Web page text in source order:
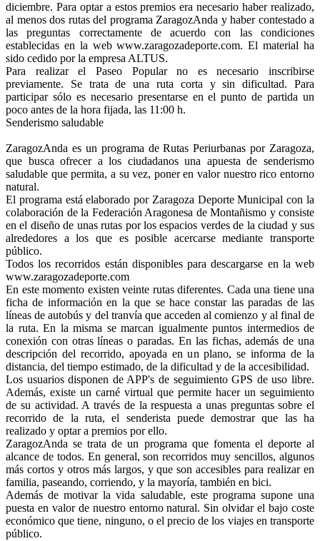
diciembre. Para optar a estos premios era necesario haber realizado,
al menos dos rutas del programa ZaragozAnda y haber contestado a
las preguntas correctamente de acuerdo con las condiciones
establecidas en la web www.zaragozadeporte.com. El material ha
sido cedido por la empresa ALTUS.
Para realizar el Paseo Popular no es necesario inscribirse
previamente. Se trata de una ruta corta y sin dificultad. Para
participar sólo es necesario presentarse en el punto de partida un
poco antes de la hora fijada, las 11:00 h.
Senderismo saludable
ZaragozAnda es un programa de Rutas Periurbanas por Zaragoza,
que busca ofrecer a los ciudadanos una apuesta de senderismo
saludable que permita, a su vez, poner en valor nuestro rico entorno
natural.
El programa está elaborado por Zaragoza Deporte Municipal con la
colaboración de la Federación Aragonesa de Montañismo y consiste
en el diseño de unas rutas por los espacios verdes de la ciudad y sus
alrededores a los que es posible acercarse mediante transporte
público.
Todos los recorridos están disponibles para descargarse en la web
www.zaragozadeporte.com
En este momento existen veinte rutas diferentes. Cada una tiene una
ficha de información en la que se hace constar las paradas de las
líneas de autobús y del tranvía que acceden al comienzo y al final de
la ruta. En la misma se marcan igualmente puntos intermedios de
conexión con otras líneas o paradas. En las fichas, además de una
descripción del recorrido, apoyada en un plano, se informa de la
distancia, del tiempo estimado, de la dificultad y de la accesibilidad.
Los usuarios disponen de APP's de seguimiento GPS de uso libre.
Además, existe un carné virtual que permite hacer un seguimiento
de su actividad. A través de la respuesta a unas preguntas sobre el
recorrido de la ruta, el senderista puede demostrar que las ha
realizado y optar a premios por ello.
ZaragozAnda se trata de un programa que fomenta el deporte al
alcance de todos. En general, son recorridos muy sencillos, algunos
más cortos y otros más largos, y que son accesibles para realizar en
familia, paseando, corriendo, y la mayoría, también en bici.
Además de motivar la vida saludable, este programa supone una
puesta en valor de nuestro entorno natural. Sin olvidar el bajo coste
económico que tiene, ninguno, o el precio de los viajes en transporte
público.